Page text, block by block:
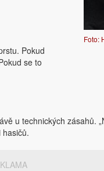
Foto:
Pokud
se to
u technických